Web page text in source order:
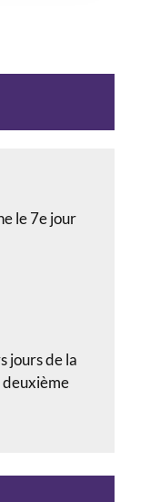
le 7e jour
jours de la
deuxième